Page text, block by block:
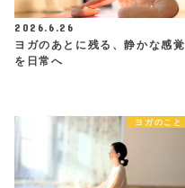
2026.6.26
ヨガのあとに残る、静かな感覚
を日常へ
ヨガのこと